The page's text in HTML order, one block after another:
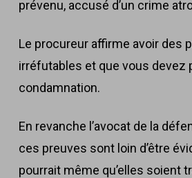
prévenu, accusé d’un crime
Le procureur affirme avoir des
irréfutables et que vous devez
condamnation.
En revanche l’avocat de la
ces preuves sont loin d’être
pourrait même qu’elles soient